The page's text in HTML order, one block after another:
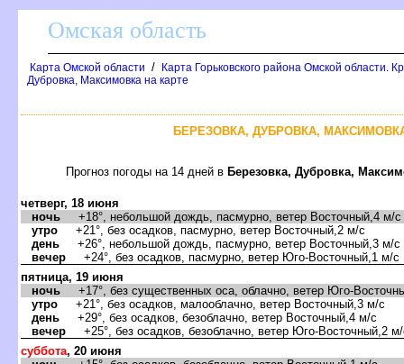
Омская область
Карта Омской области /
Карта Горьковского района Омской области.
Дубровка, Максимовка на карте
БЕРЕЗОВКА, ДУБРОВКА,
Прогноз погоды на 14 дней Березовка, Дубровка,
четверг, 18 июня
ночь +18°, небольшой дождь, пасмурно, ветер Восточный,4 м/с
утро +21°, без осадков, пасмурно, ветер Восточный,2 м/с
день +26°, небольшой дождь, пасмурно, ветер Восточный,3 м/с
ечер +24°, без осадков, пасмурно, ветер Юго-Восточный,1 м/с
пятница, 19 июня
ночь +17°, без существенных оса, облачно, ветер Юго-
утро +21°, без осадков, малооблачно, ветер Восточный,3 м/с
день +29°, без осадков, безоблачно, ветер Восточный,4 м/с
ечер +25°, без осадков, безоблачно, ветер Юго-Восточный,2
суббота, 20 июня